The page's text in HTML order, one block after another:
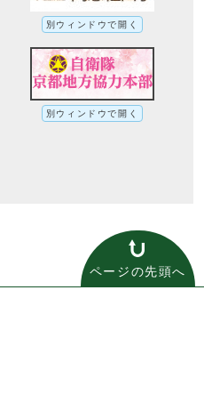
別ウィンドウで開く
別ウィンドウで開く
ページの先頭へ